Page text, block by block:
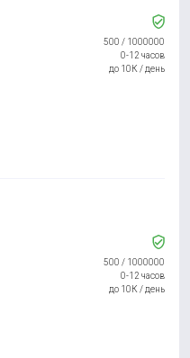
500 / 1000000
0-12 часов
до 10К / день
500 / 1000000
0-12 часов
до 10К / день